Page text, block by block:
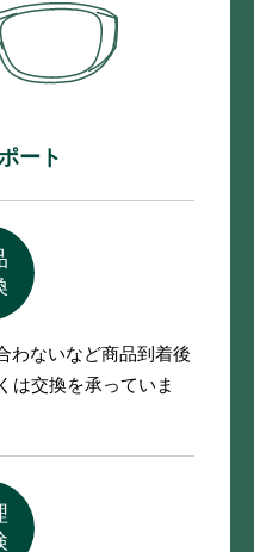
ート
わないなど商品到着後
は交換を承っていま